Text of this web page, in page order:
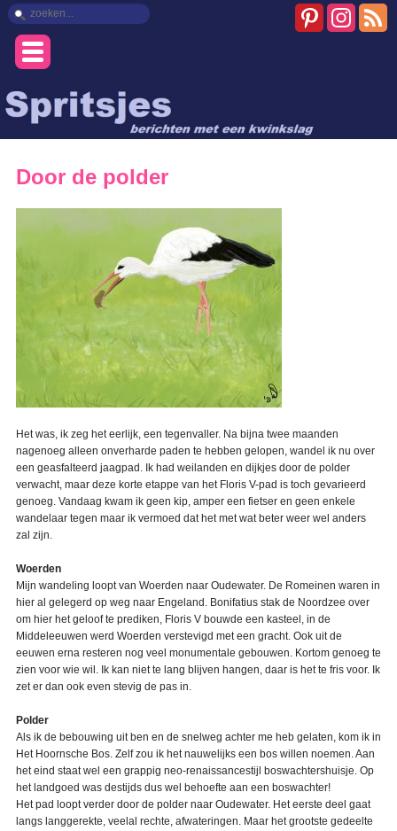
Door de polder
Het was, ik zeg het eerlijk, een tegenvaller. Na bijna twee maanden
nagenoeg alleen onverharde paden te hebben gelopen, wandel ik nu over
een geasfalteerd jaagpad. Ik had weilanden en dijkjes door de polder
verwacht, maar deze korte etappe van het Floris V-pad is toch gevarieerd
genoeg. Vandaag kwam ik geen kip, amper een fietser en geen enkele
wandelaar tegen maar ik vermoed dat het met wat beter weer wel anders
zal zijn.
Woerden
Mijn wandeling loopt van Woerden naar Oudewater. De Romeinen waren in
hier al gelegerd op weg naar Engeland. Bonifatius stak de Noordzee over
om hier het geloof te prediken, Floris V bouwde een kasteel, in de
Middeleeuwen werd Woerden verstevigd met een gracht. Ook uit de
eeuwen erna resteren nog veel monumentale gebouwen. Kortom genoeg te
zien voor wie wil. Ik kan niet te lang blijven hangen, daar is het te fris voor. Ik
zet er dan ook even stevig de pas in.
Polder
Als ik de bebouwing uit ben en de snelweg achter me heb gelaten, kom ik in
Het Hoornsche Bos. Zelf zou ik het nauwelijks een bos willen noemen. Aan
het eind staat wel een grappig neo-renaissancestijl boswachtershuisje. Op
het landgoed was destijds dus wel behoefte aan een boswachter!
Het pad loopt verder door de polder naar Oudewater. Het eerste deel gaat
langs langgerekte, veelal rechte, afwateringen. Maar het grootste gedeelte